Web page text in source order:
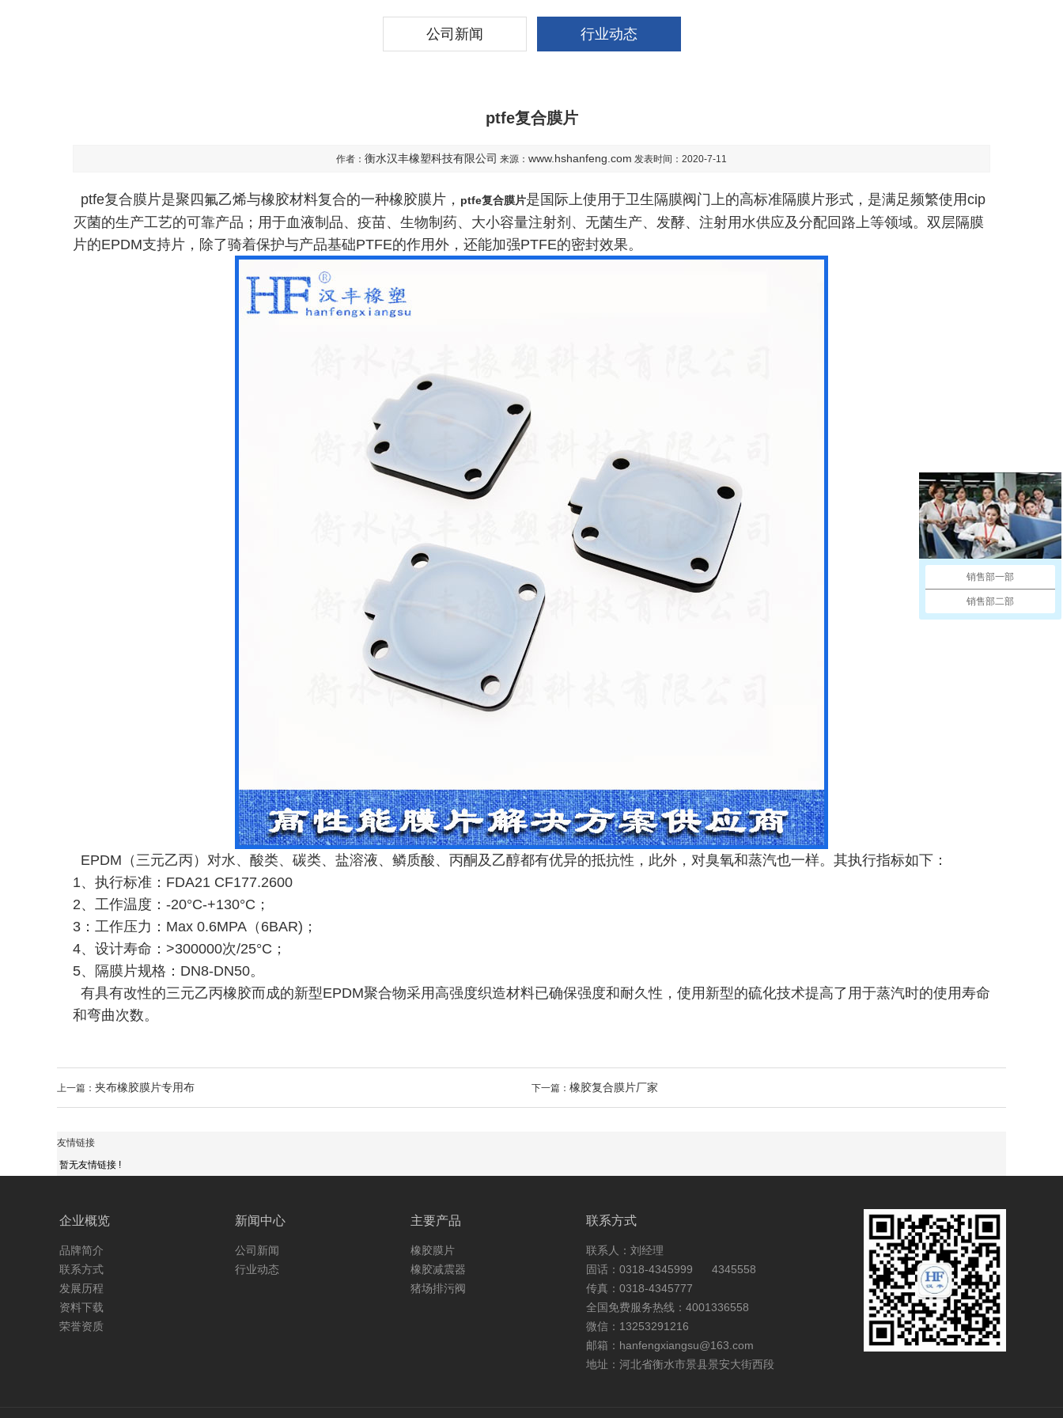
公司新闻 行业动态
ptfe复合膜片
作者： 衡水汉丰橡塑科技有限公司 来源： www.hshanfeng.com 发表时间：2020-7-11
ptfe复合膜片是聚四氟乙烯与橡胶材料复合的一种橡胶膜片， ptfe复合膜片是国际上使用于卫生隔膜阀门上的高标准隔膜片形式，是满足频繁使用cip
灭菌的生产工艺的可靠产品；用于血液制品、疫苗、生物制药、大小容量注射剂、无菌生产、发酵、注射用水供应及分配回路上等领域。双层隔膜
片的EPDM支持片，除了骑着保护与产品基础PTFE的作用外，还能加强PTFE的密封效果。
EPDM（三元乙丙）对水、酸类、碳类、盐溶液、鳞质酸、丙酮及乙醇都有优异的抵抗性，此外，对臭氧和蒸汽也一样。其执行指标如下：
1、执行标准：FDA21 CF177.2600
2、工作温度：-20°C-+130°C；
3：工作压力：Max 0.6MPA（6BAR)；
4、设计寿命：>300000次/25°C；
5、隔膜片规格：DN8-DN50。
有具有改性的三元乙丙橡胶而成的新型EPDM聚合物采用高强度织造材料已确保强度和耐久性，使用新型的硫化技术提高了用于蒸汽时的使用寿命
和弯曲次数。
上一篇： 夹布橡胶膜片专用布 下一篇： 橡胶复合膜片厂家
友情链接
暂无友情链接 !
企业概览
品牌简介
联系方式
发展历程
资料下载
荣誉资质
新闻中心
公司新闻
行业动态
主要产品
橡胶膜片
橡胶减震器
猪场排污阀
联系方式
联系人：刘经理
固话：0318-4345999 4345558
传真：0318-4345777
全国免费服务热线：4001336558
微信：13253291216
邮箱：hanfengxiangsu@163.com
地址：河北省衡水市景县景安大街西段
销售部一部
销售部二部